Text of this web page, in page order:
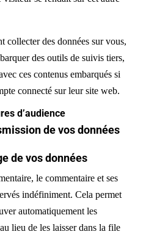
collecter des données sur vous,
des outils de suivis tiers,
ces contenus embarqués si
connecté sur leur site web.
d’audience
de vos données
de vos données
le commentaire et ses
indéfiniment. Cela permet
automatiquement les
lieu de les laisser dans la file